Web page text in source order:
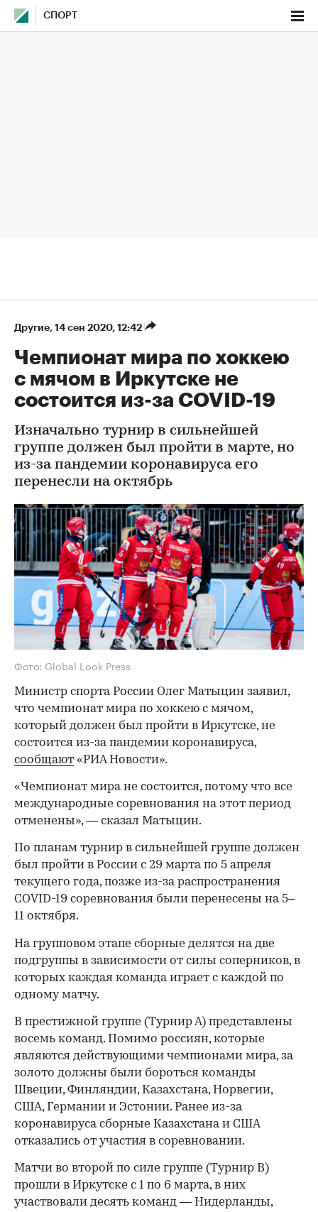
СПОРТ
Другие⁠, 14 сен 2020, 12:42
Чемпионат мира по хоккею
с мячом в Иркутске не
состоится из-за COVID-19
Изначально турнир в сильнейшей
группе должен был пройти в марте, но
из-за пандемии коронавируса его
перенесли на октябрь
Фото: Global Look Press
Министр спорта России Олег Матыцин заявил,
что чемпионат мира по хоккею с мячом,
который должен был пройти в Иркутске, не
состоится из-за пандемии коронавируса,
сообщают «РИА Новости».
«Чемпионат мира не состоится, потому что все
международные соревнования на этот период
отменены», — сказал Матыцин.
По планам турнир в сильнейшей группе должен
был пройти в России с 29 марта по 5 апреля
текущего года, позже из-за распространения
COVID-19 соревнования были перенесены на 5–
11 октября.
На групповом этапе сборные делятся на две
подгруппы в зависимости от силы соперников, в
которых каждая команда играет с каждой по
одному матчу.
В престижной группе (Турнир А) представлены
восемь команд. Помимо россиян, которые
являются действующими чемпионами мира, за
золото должны были бороться команды
Швеции, Финляндии, Казахстана, Норвегии,
США, Германии и Эстонии. Ранее из-за
коронавируса сборные Казахстана и США
отказались от участия в соревновании.
Матчи во второй по силе группе (Турнир B)
прошли в Иркутске с 1 по 6 марта, в них
участвовали десять команд — Нидерланды,